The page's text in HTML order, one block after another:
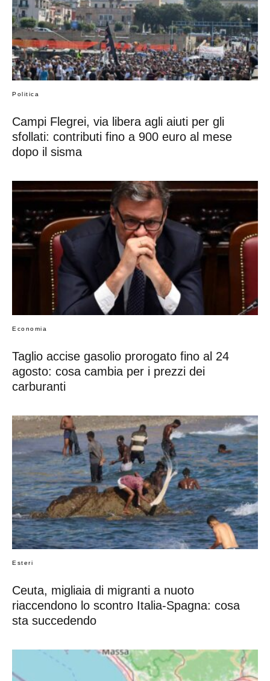
Politica
Campi Flegrei, via libera agli aiuti per gli
sfollati: contributi fino a 900 euro al mese
dopo il sisma
Economia
Taglio accise gasolio prorogato fino al 24
agosto: cosa cambia per i prezzi dei
carburanti
Esteri
Ceuta, migliaia di migranti a nuoto
riaccendono lo scontro Italia-Spagna: cosa
sta succedendo